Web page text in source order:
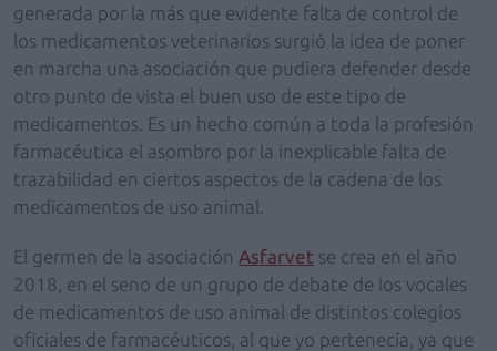
generada por la más que evidente falta de control de
los medicamentos veterinarios surgió la idea de poner
en marcha una asociación que pudiera defender desde
otro punto de vista el buen uso de este tipo de
medicamentos. Es un hecho común a toda la profesión
farmacéutica el asombro por la inexplicable falta de
trazabilidad en ciertos aspectos de la cadena de los
medicamentos de uso animal.
El germen de la asociación Asfarvet se crea en el año
2018, en el seno de un grupo de debate de los vocales
de medicamentos de uso animal de distintos colegios
oficiales de farmacéuticos, al que yo pertenecía, ya que